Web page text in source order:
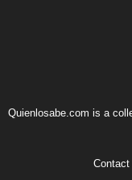
Quienlosabe.com is a
Contact